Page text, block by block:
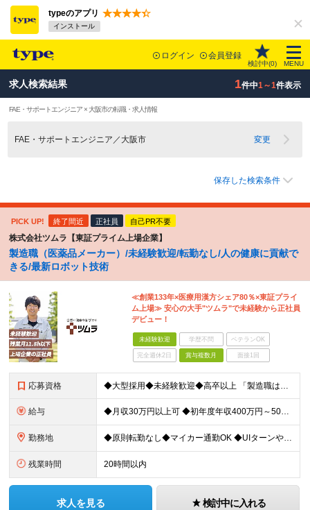
typeのアプリ
インストール
ログイン 会員登録
検討中(0) MENU
求人検索結果 1件中1～1件表示
FAE・サポートエンジニア × 大阪市の転職・求人情報
FAE・サポートエンジニア／大阪市 変更
保存した検索条件
PICK UP! 終了間近 正社員 自己PR不要
株式会社ツムラ【東証プライム上場企業】
製造職（医薬品メーカー）/未経験歓迎/転勤なし/人の健康に貢献で
きる/最新ロボット技術
≪創業133年×医療用漢方シェア80％×東証プライ
ム上場≫ 安心の大手"ツムラ"で未経験から正社員
デビュー！
未経験歓迎 学歴不問 ベテランOK
完全週休2日 賞与複数月 面接1回
応募資格 ◆大型採用◆未経験歓迎◆高卒以上 「製造職は初めて…」という方でも大丈夫。 イチから丁寧にお教えしますのでご安心ください。 ＼こんなアナタにピッタリ／ ◎「人の健康に貢献したい」という想いがある
給与 ◆月収30万円以上可 ◆初年度年収400万円～500万円想定 月給21万7,080円～22万7,810円＋各種手当＋賞与年2回 ★「手当」や「賞与」が手厚いため、1年目未経験でも年収400万円以上
勤務地 ◆原則転勤なし◆マイカー通勤OK ◆UIターンや移住転職歓迎。Web面接実施中 ＜茨城工場＞ 茨城県稲敷郡阿見町吉原3586 ┗クリーンで働きやすいのが魅力です。 ★豊かな自然と便利な生活環境が調
残業時間 20時間以内
求人を見る 検討中に入れる